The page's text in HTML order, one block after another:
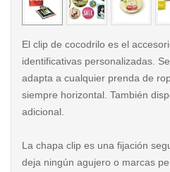
El clip de cocodrilo es el
identificativas personalizadas.
adapta a cualquier prenda de
siempre horizontal. También
adicional.
La chapa clip es una fijación
deja ningún agujero o marcas